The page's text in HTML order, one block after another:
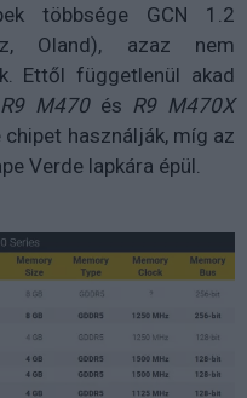
többsége GCN 1.2
Oland), azaz nem
Ettől függetlenül akad
R9 M470és R9 M470X
használják, míg az
Verde lapkára épül.